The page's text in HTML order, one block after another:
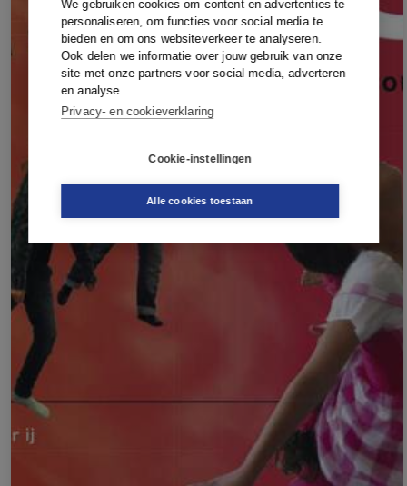
We gebruiken cookies om content en advertenties te
personaliseren, om functies voor social media te
bieden en om ons websiteverkeer te analyseren.
Ook delen we informatie over jouw gebruik van onze
site met onze partners voor social media, adverteren
en analyse.
Privacy- en cookieverklaring
Cookie-instellingen
Alle cookies toestaan